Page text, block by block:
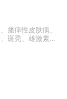
瘙痒性皮肤病、
斑秃、雄激素性
痤疮、溢脂性皮
、物理性皮肤